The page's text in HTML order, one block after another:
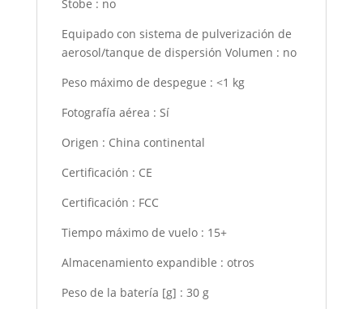
Stobe : no
Equipado con sistema de pulverización de
aerosol/tanque de dispersión Volumen : no
Peso máximo de despegue : <1 kg
Fotografía aérea : Sí
Origen : China continental
Certificación : CE
Certificación : FCC
Tiempo máximo de vuelo: 15+
Almacenamiento expandible : otros
Peso de la batería [g] : 30 g